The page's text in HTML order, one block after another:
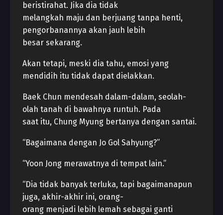
beristirahat. Jika dia tidak
melangkah maju dan berjuang tanpa henti,
pengorbanannya akan jauh lebih
besar sekarang.
Akan tetapi, meski dia tahu, emosi yang
mendidih itu tidak dapat dielakkan.
Baek Chun mendesah dalam-dalam, seolah-
olah tanah di bawahnya runtuh. Pada
saat itu, Chung Myung bertanya dengan santai.
“Bagaimana dengan Jo Gol Sahyung?”
“Yoon Jong merawatnya di tempat lain.”
“Dia tidak banyak terluka, tapi bagaimanapun
juga, akhir-akhir ini, orang-
orang menjadi lebih lemah sebagai ganti